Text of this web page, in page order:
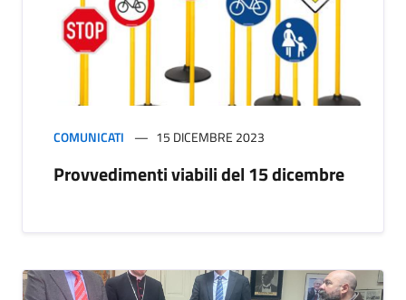
COMUNICATI 15 DICEMBRE 2023
Provvedimenti viabili del 15 dicembre